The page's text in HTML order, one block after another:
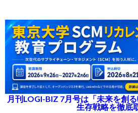
月刊LOGI-BIZ 7月号は「未来を創
生存戦略を徹底